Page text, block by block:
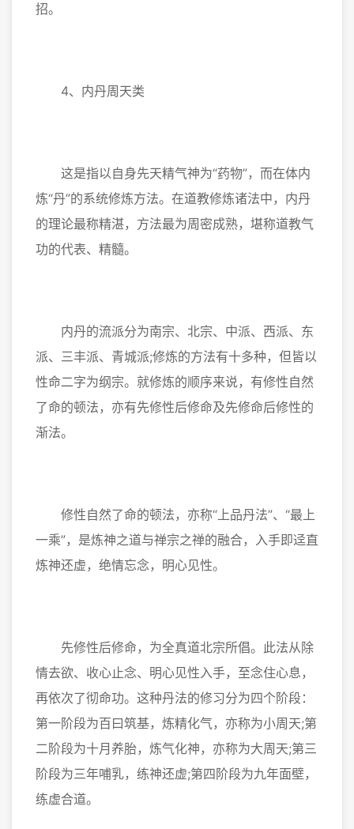
招。
4、内丹周天类
这是指以自身先天精气神为“药物”，而在体内
炼“丹”的系统修炼方法。在道教修炼诸法中，内丹
的理论最称精湛，方法最为周密成熟，堪称道教气
功的代表、精髓。
内丹的流派分为南宗、北宗、中派、西派、东
派、三丰派、青城派;修炼的方法有十多种，但皆以
性命二字为纲宗。就修炼的顺序来说，有修性自然
了命的顿法，亦有先修性后修命及先修命后修性的
渐法。
修性自然了命的顿法，亦称“上品丹法”、“最上
一乘”，是炼神之道与禅宗之禅的融合，入手即迳直
炼神还虚，绝情忘念，明心见性。
先修性后修命，为全真道北宗所倡。此法从除
情去欲、收心止念、明心见性入手，至念住心息，
再依次了彻命功。这种丹法的修习分为四个阶段：
第一阶段为百曰筑基，炼精化气，亦称为小周天;第
二阶段为十月养胎，炼气化神，亦称为大周天;第三
阶段为三年哺乳，练神还虚;第四阶段为九年面壁，
练虚合道。